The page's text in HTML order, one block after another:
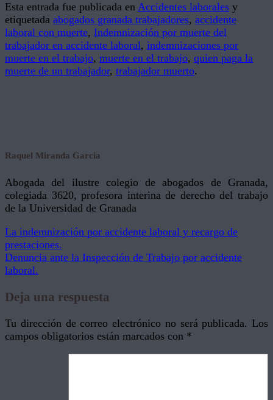
Esta entrada fue publicada en Accidentes laborales y
etiquetada abogados granada trabajadores, accidente
laboral con muerte, Indemnización por muerte del
trabajador en accidente laboral, indemnizaciones por
muerte en el trabajo, muerte en el trabajo, quien paga la
muerte de un trabajador, trabajador muerto.
Raquel Miranda Garcia
Abogada del ilustre colegio de abogados de Granada,
colegiada 3620, profesora interina de derecho del trabajo
de la Universidad de Granada
La indemnización por accidente laboral y recargo de
prestaciones.
Denuncia ante la Inspección de Trabajo por accidente
laboral.
Deja una respuesta
Tu dirección de correo electrónico no será publicada. Los
campos obligatorios están marcados con *